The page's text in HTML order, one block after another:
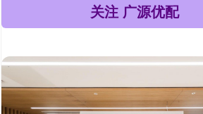
关注 广源优配